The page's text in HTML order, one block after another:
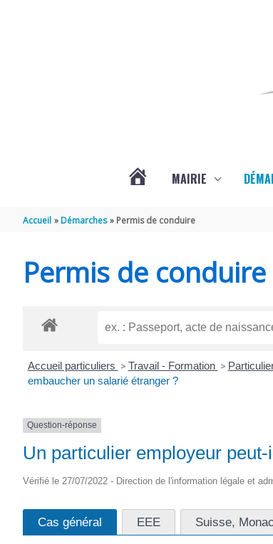
ROGATIEN
MAIRIE
Accueil Démarches Permis de conduire
Permis de conduire
Accueil particuliers > Travail - Formation >
embaucher un salarié étranger ?
Question-réponse
Un particulier employeur
Vérifié le 27/07/2022 - Direction de l'information légale et
Cas général EEE Suisse,